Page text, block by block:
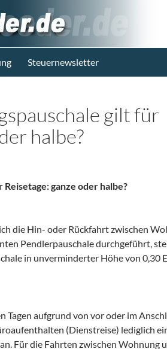
Steuernewsletter
gilt für
halbe?
ganze oder halbe?
die Hin- oder Rückfahrt zwischen
Pendlerpauschale durchgeführt,
in unverminderter Höhe von 0,30
Tagen aufgrund von vor oder im
(Dienstreise) lediglich
Für die Fahrten zwischen Wohnung